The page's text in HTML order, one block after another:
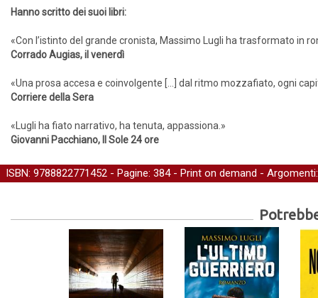
Hanno scritto dei suoi libri:
«Con l’istinto del grande cronista, Massimo Lugli ha trasformato in
Corrado Augias, il venerdì
«Una prosa accesa e coinvolgente [...] dal ritmo mozzafiato, ogni
Corriere della Sera
«Lugli ha fiato narrativo, ha tenuta, appassiona.»
Giovanni Pacchiano, Il Sole 24 ore
ISBN: 9788822771452 - Pagine: 384 - Print on demand -